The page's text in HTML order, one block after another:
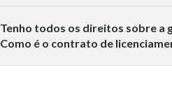
Tenho todos os direitos sobre a
Como é o contrato de